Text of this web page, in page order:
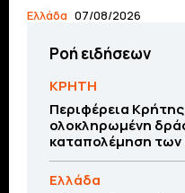
Ελλάδα 07/08/2026
Ροή ειδήσεων
ΚΡΗΤΗ
Περιφέρεια
ολοκληρωμένη
καταπολέμηση
Ελλάδα